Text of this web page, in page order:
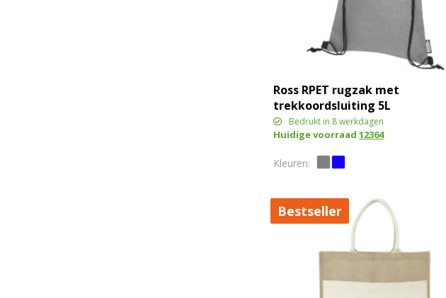
Ross RPET rugzak met
trekkoordsluiting 5L
Bedrukt in 8 werkdagen
Huidige voorraad12364
Bestseller